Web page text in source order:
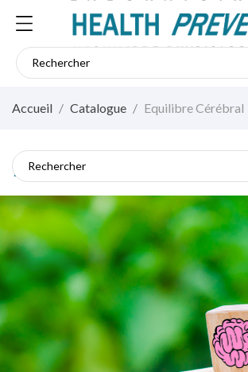
Accueil Catalogue Equilibre Cérébral
Equilibre Cérébral